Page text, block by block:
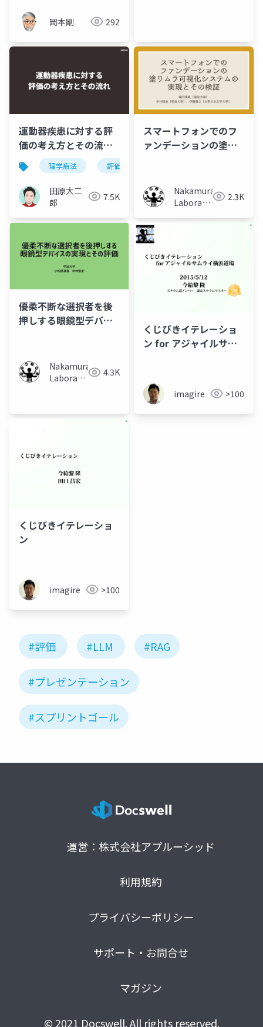
岡本剛 292
運動器疾患に対する評
価の考え方とその流れ
｜配布資料
理学療法 評価
田原大二
郎
7.5K
スマートフォンでのフ
ァンデーションの塗り
Nakamura
Laboratory
2.3K
優柔不断な選択者を後
押しする眼鏡型デバイ
Nakamura
Laboratory
4.3K
くじびきイテレーショ
ン for アジャイルサム
imagire >100
くじびきイテレーショ
ン
imagire >100
#評価 #LLM #RAG
#プレゼンテーション
#スプリントゴール
運営：株式会社アプルーシッド
利用規約
プライバシーポリシー
サポート・お問合せ
マガジン
© 2021 Docswell. All rights reserved.